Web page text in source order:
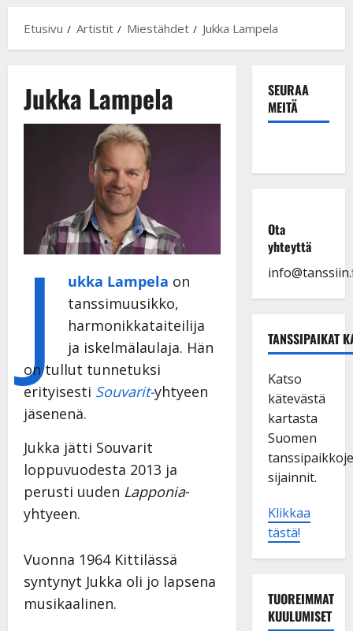
Etusivu Artistit Miestähdet Jukka Lampela
Jukka Lampela
J ukka Lampela on
tanssimuusikko,
harmonikkataiteilija
ja iskelmälaulaja. Hän
on tullut tunnetuksi
erityisesti Souvarit-yhtyeen
jäsenenä.
Jukka jätti Souvarit
loppuvuodesta 2013 ja
perusti uuden Lapponia-
yhtyeen.
Vuonna 1964 Kittilässä
syntynyt Jukka oli jo lapsena
musikaalinen.
SEURAA
MEITÄ
Ota
yhteyttä
TANSSIPAIKAT
Katso
kätevästä
kartasta
Suomen
sijainnit.
Klikkaa
tästä!
TUOREIMMAT
KUULUMISET